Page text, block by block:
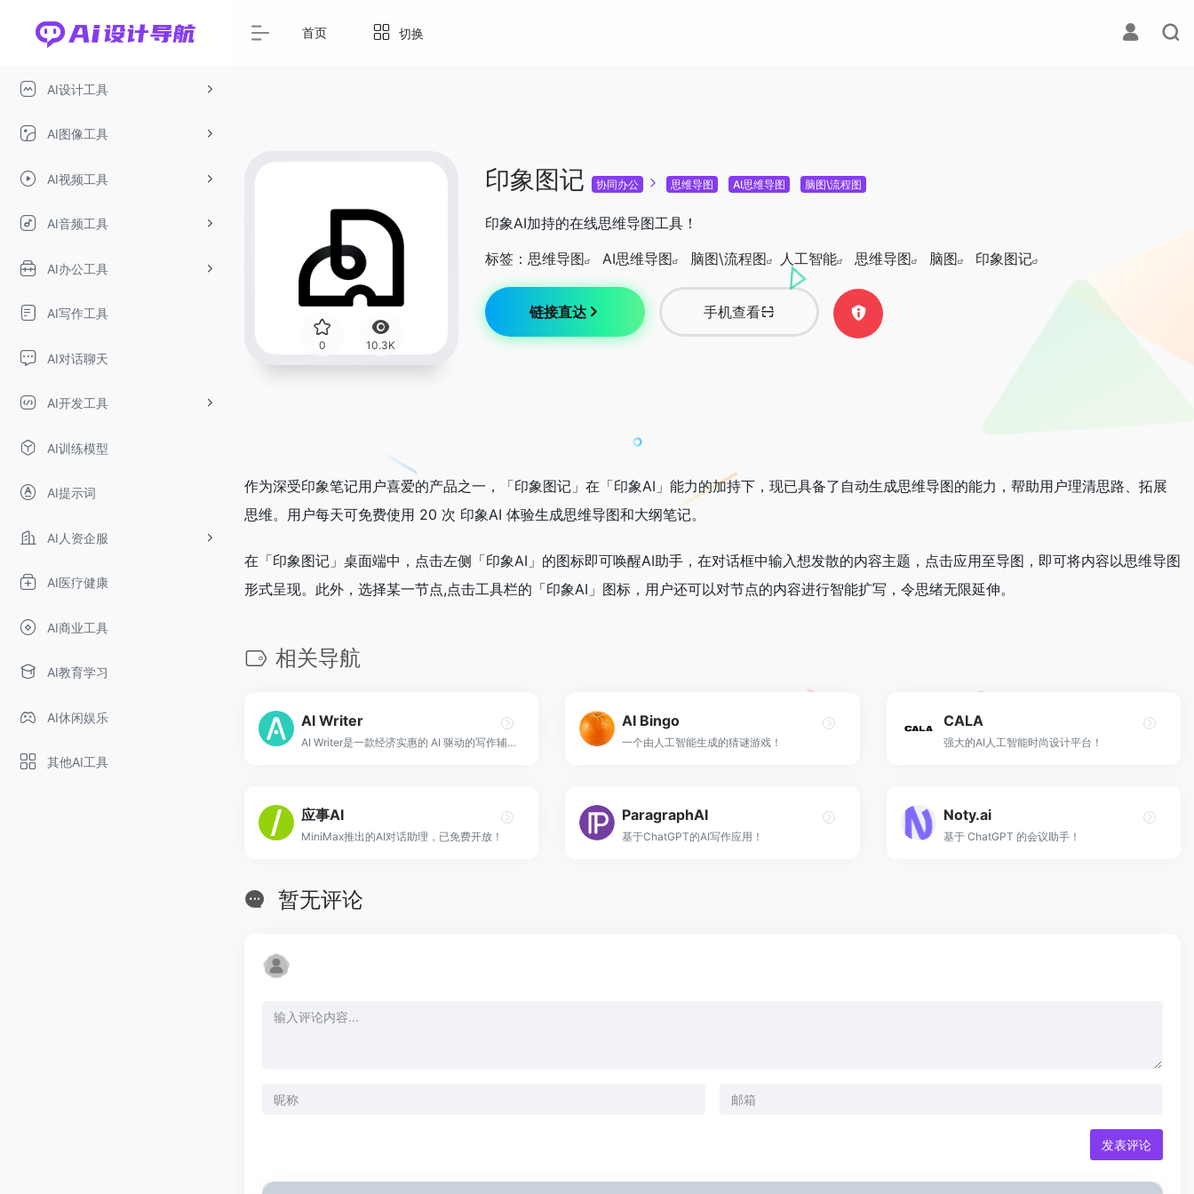
AI设计工具
AI图像工具
AI视频工具
AI音频工具
AI办公工具
AI写作工具
AI对话聊天
AI开发工具
AI训练模型
AI提示词
AI人资企服
AI医疗健康
AI商业工具
AI教育学习
AI休闲娱乐
其他AI工具
首页 切换
0 10.3K
印象图记 协同办公 思维导图 AI思维导图 脑图\流程图
印象AI加持的在线思维导图工具！
标签： 思维导图 AI思维导图 脑图\流程图 人工智能 思维导图 脑图 印象图记
链接直达 手机查看
作为深受印象笔记用户喜爱的产品之一，「印象图记」在「印象AI」能力的加持下，现已具备了自动生成思维导图的能力，帮助用户理清思路、拓展
思维。用户每天可免费使用 20 次 印象AI 体验生成思维导图和大纲笔记。
在「印象图记」桌面端中，点击左侧「印象AI」的图标即可唤醒AI助手，在对话框中输入想发散的内容主题，点击应用至导图，即可将内容以思维导图
形式呈现。此外，选择某一节点,点击工具栏的「印象AI」图标，用户还可以对节点的内容进行智能扩写，令思绪无限延伸。
相关导航
AI Writer
AI Writer是一款经济实惠的 AI 驱动的写作辅助工具，旨在帮助用户创建编写良好、无错误的文档。
AI Bingo
一个由人工智能生成的猜谜游戏！
CALA
强大的AI人工智能时尚设计平台！
应事AI
MiniMax推出的AI对话助理，已免费开放！
ParagraphAI
基于ChatGPT的AI写作应用！
Noty.ai
基于 ChatGPT 的会议助手！
暂无评论
发表评论